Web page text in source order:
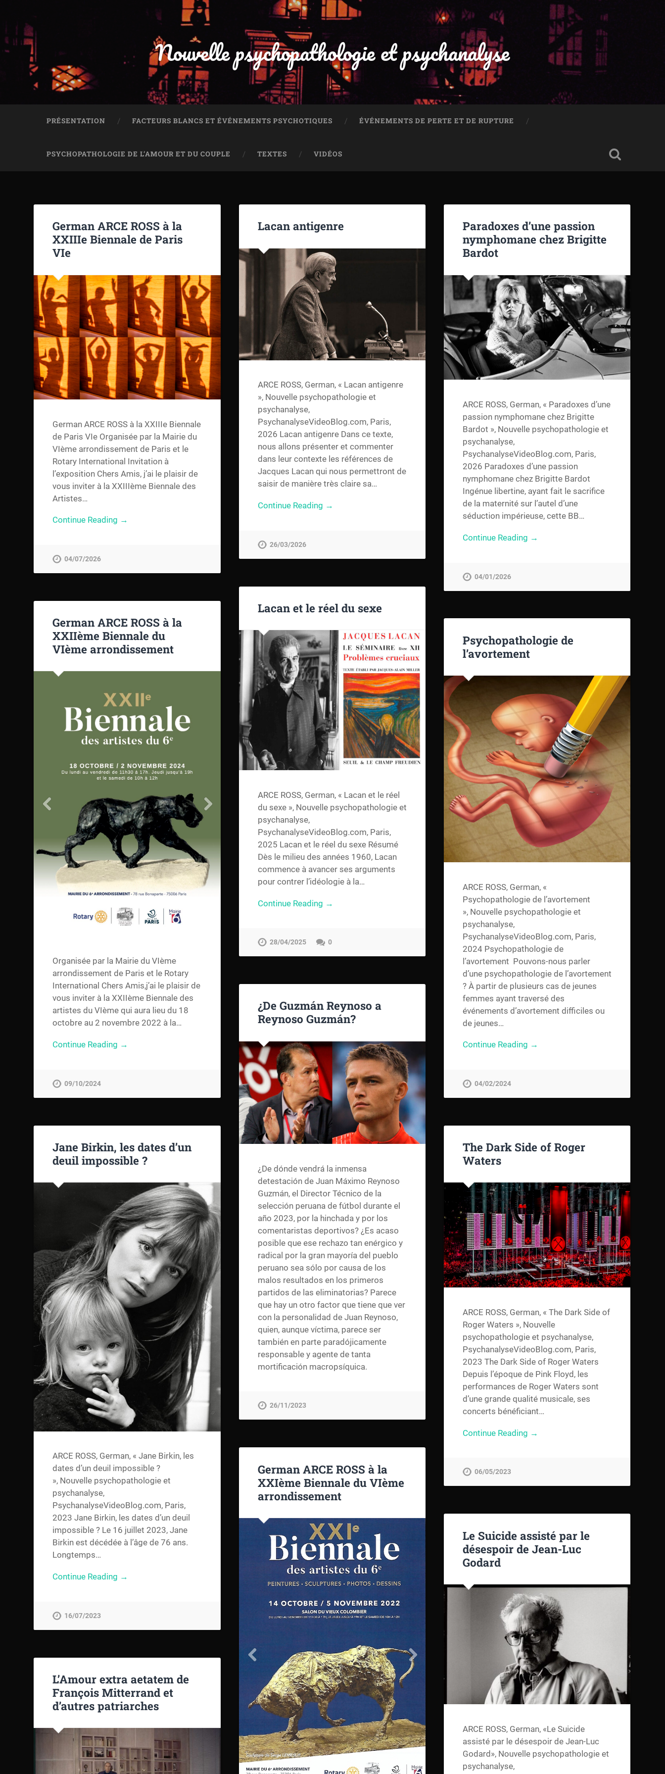
Nouvelle psychopathologie et psychanalyse
PRÉSENTATION FACTEURS BLANCS ET ÉVÉNEMENTS PSYCHOTIQUES ÉVÉNEMENTS DE PERTE ET DE RUPTURE
PSYCHOPATHOLOGIE DE L’AMOUR ET DU COUPLE TEXTES VIDÉOS
German ARCE ROSS à la
XXIIIe Biennale de Paris
VIe
German ARCE ROSS à la XXIIIe Biennale
de Paris VIe Organisée par la Mairie du
VIème arrondissement de Paris et le
Rotary International Invitation à
l’exposition Chers Amis, j’ai le plaisir de
vous inviter à la XXIIIème Biennale des
Artistes…
Continue Reading →
04/07/2026
Lacan antigenre
ARCE ROSS, German, « Lacan antigenre
», Nouvelle psychopathologie et
psychanalyse,
PsychanalyseVideoBlog.com, Paris,
2026 Lacan antigenre Dans ce texte,
nous allons présenter et commenter
dans leur contexte les références de
Jacques Lacan qui nous permettront de
saisir de manière très claire sa…
Continue Reading →
26/03/2026
Paradoxes d’une passion
nymphomane chez Brigitte
Bardot
ARCE ROSS, German, « Paradoxes d’une
passion nymphomane chez Brigitte
Bardot », Nouvelle psychopathologie et
psychanalyse,
PsychanalyseVideoBlog.com, Paris,
2026 Paradoxes d’une passion
nymphomane chez Brigitte Bardot
Ingénue libertine, ayant fait le sacrifice
de la maternité sur l’autel d’une
séduction impérieuse, cette BB…
Continue Reading →
04/01/2026
Lacan et le réel du sexe
ARCE ROSS, German, « Lacan et le réel
du sexe », Nouvelle psychopathologie et
psychanalyse,
PsychanalyseVideoBlog.com, Paris,
2025 Lacan et le réel du sexe Résumé
Dès le milieu des années 1960, Lacan
commence à avancer ses arguments
pour contrer l’idéologie à la…
Continue Reading →
28/04/2025 0
German ARCE ROSS à la
XXIIème Biennale du
VIème arrondissement
Organisée par la Mairie du VIème
arrondissement de Paris et le Rotary
International Chers Amis,j’ai le plaisir de
vous inviter à la XXIIème Biennale des
artistes du VIème qui aura lieu du 18
octobre au 2 novembre 2022 à la…
Continue Reading →
09/10/2024
Psychopathologie de
l’avortement
ARCE ROSS, German, «
Psychopathologie de l’avortement
», Nouvelle psychopathologie et
psychanalyse,
PsychanalyseVideoBlog.com, Paris,
2024 Psychopathologie de
l’avortement Pouvons-nous parler
d’une psychopathologie de l’avortement
? À partir de plusieurs cas de jeunes
femmes ayant traversé des
événements d’avortement difficiles ou
de jeunes…
Continue Reading →
04/02/2024
¿De Guzmán Reynoso a
Reynoso Guzmán?
¿De dónde vendrá la inmensa
detestación de Juan Máximo Reynoso
Guzmán, el Director Técnico de la
selección peruana de fútbol durante el
año 2023, por la hinchada y por los
comentaristas deportivos? ¿Es acaso
posible que ese rechazo tan enérgico y
radical por la gran mayoría del pueblo
peruano sea sólo por causa de los
malos resultados en los primeros
partidos de las eliminatorias? Parece
que hay un otro factor que tiene que ver
con la personalidad de Juan Reynoso,
quien, aunque víctima, parece ser
también en parte paradójicamente
responsable y agente de tanta
mortificación macropsíquica.
26/11/2023
Jane Birkin, les dates d’un
deuil impossible ?
ARCE ROSS, German, « Jane Birkin, les
dates d’un deuil impossible ?
», Nouvelle psychopathologie et
psychanalyse,
PsychanalyseVideoBlog.com, Paris,
2023 Jane Birkin, les dates d’un deuil
impossible ? Le 16 juillet 2023, Jane
Birkin est décédée à l’âge de 76 ans.
Longtemps…
Continue Reading →
16/07/2023
The Dark Side of Roger
Waters
ARCE ROSS, German, « The Dark Side of
Roger Waters », Nouvelle
psychopathologie et psychanalyse,
PsychanalyseVideoBlog.com, Paris,
2023 The Dark Side of Roger Waters
Depuis l’époque de Pink Floyd, les
performances de Roger Waters sont
d’une grande qualité musicale, ses
concerts bénéficiant…
Continue Reading →
06/05/2023
German ARCE ROSS à la
XXIème Biennale du VIème
arrondissement
Le Suicide assisté par le
désespoir de Jean-Luc
Godard
ARCE ROSS, German, «Le Suicide
assisté par le désespoir de Jean-Luc
Godard», Nouvelle psychopathologie et
psychanalyse,
L’Amour extra aetatem de
François Mitterrand et
d’autres patriarches